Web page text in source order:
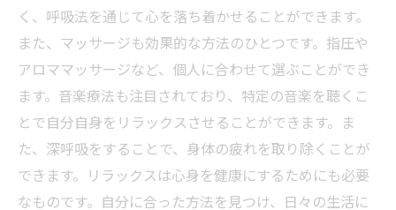
く、呼吸法を通じて心を落ち着かせることができます。
また、マッサージも効果的な方法のひとつです。指圧や
アロママッサージなど、個人に合わせて選ぶことができ
ます。音楽療法も注目されており、特定の音楽を聴くこ
とで自分自身をリラックスさせることができます。ま
た、深呼吸をすることで、身体の疲れを取り除くことが
できます。リラックスは心身を健康にするためにも必要
なものです。自分に合った方法を見つけ、日々の生活に